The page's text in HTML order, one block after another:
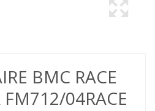
BMC RACE
04RACE